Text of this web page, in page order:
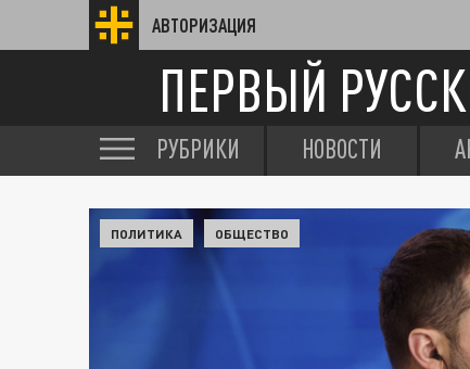
АВТОРИЗАЦИЯ
ПЕРВЫЙ
РУБРИКИ НОВОСТИ
ПОЛИТИКА ОБЩЕСТВО